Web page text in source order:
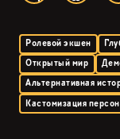
Ролевой экшен
Открытый мир
Альтернативная
Кастомизация